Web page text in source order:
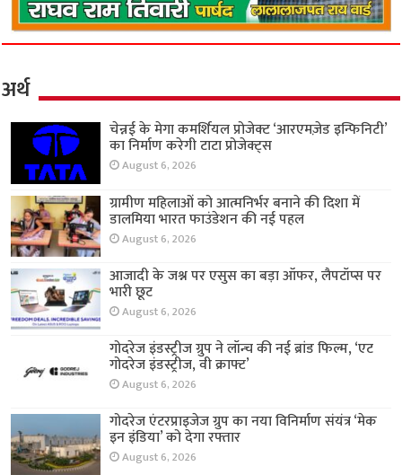
अर्थ
चेन्नई के मेगा कमर्शियल प्रोजेक्ट ‘आरएमज़ेड इन्फिनिटी’
का निर्माण करेगी टाटा प्रोजेक्ट्स
August 6, 2026
ग्रामीण महिलाओं को आत्मनिर्भर बनाने की दिशा में
डालमिया भारत फाउंडेशन की नई पहल
August 6, 2026
आजादी के जश्न पर एसुस का बड़ा ऑफर, लैपटॉप्स पर
भारी छूट
August 6, 2026
गोदरेज इंडस्ट्रीज ग्रुप ने लॉन्च की नई ब्रांड फिल्म, ‘एट
गोदरेज इंडस्ट्रीज, वी क्राफ्ट’
August 6, 2026
गोदरेज एंटरप्राइजेज ग्रुप का नया विनिर्माण संयंत्र ‘मेक
इन इंडिया’ को देगा रफ्तार
August 6, 2026